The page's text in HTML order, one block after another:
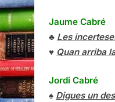
Jaume Cabré
♣ Les
♥ Quan arriba
Jordi Cabré
♠ Digues un